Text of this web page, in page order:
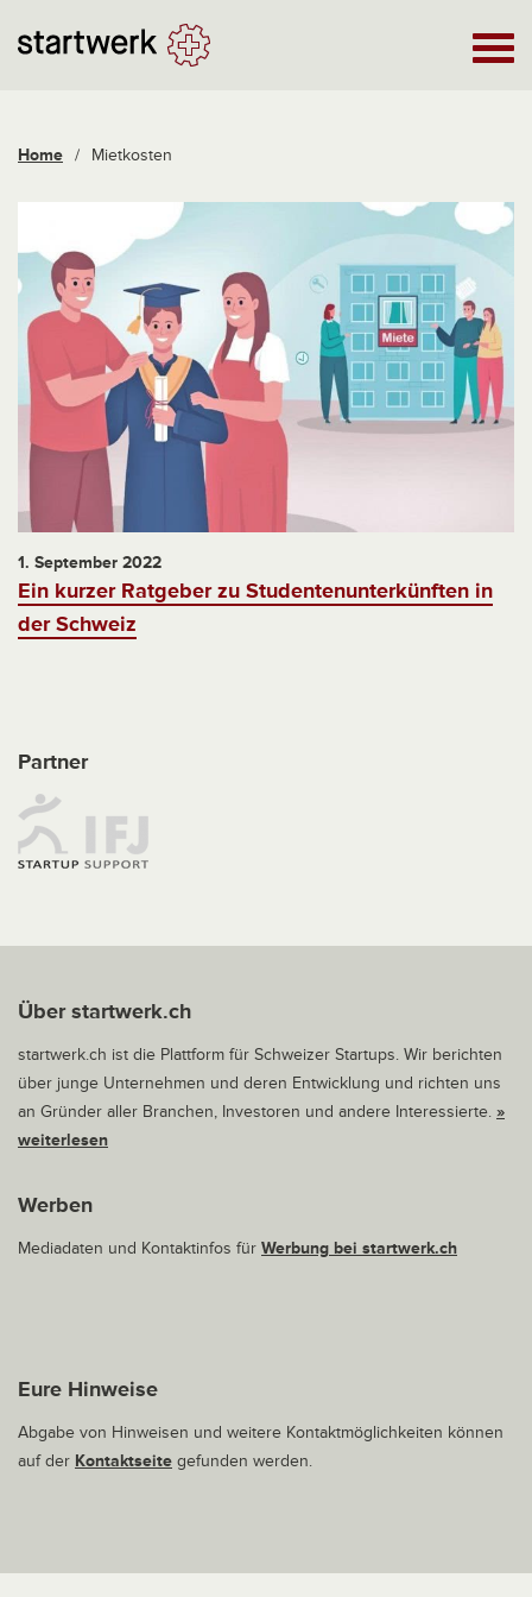
Home / Mietkosten
1. September 2022
Ein kurzer Ratgeber zu Studentenunterkünften in
der Schweiz
Partner
Über startwerk.ch
startwerk.ch ist die Plattform für Schweizer Startups. Wir berichten
über junge Unternehmen und deren Entwicklung und richten uns
an Gründer aller Branchen, Investoren und andere Interessierte. »
weiterlesen
Werben
Mediadaten und Kontaktinfos für Werbung bei startwerk.ch
Eure Hinweise
Abgabe von Hinweisen und weitere Kontaktmöglichkeiten können
auf der Kontaktseite gefunden werden.